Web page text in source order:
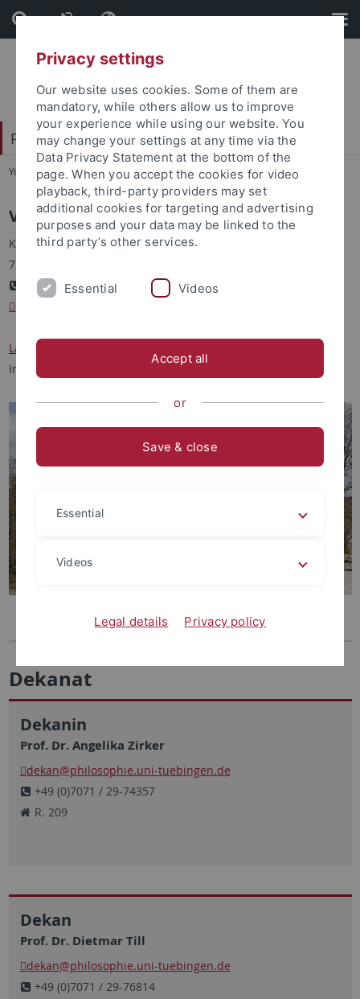
Skip
to
content
Skip
to
footer
Philosophische Fakultät
You are here: Startseite ... Fakultätsverwaltung
Verwaltung der Philosophischen Fakultät
Keplerstraße 2 (2. Stock)
72074 Tübingen
+49 (0)7071 / 29-77965
Lageplan
Informationen.
Dekanat
Dekanin
Prof. Dr. Angelika Zirker
dekan@philosophie.uni-tuebingen.de
+49 (0)7071 / 29-74357
R. 209
Dekan
Prof. Dr. Dietmar Till
dekan@philosophie.uni-tuebingen.de
+49 (0)7071 / 29-76814
Privacy settings
Our website uses cookies. Some of them are
mandatory, while others allow us to improve
your experience while using our website. You
may change your settings at any time via the
Data Privacy Statement at the bottom of the
page. When you accept the cookies for video
playback, third-party providers may set
additional cookies for targeting and advertising
purposes and your data may be linked to the
third party’s other services.
Essential Videos
Accept all
or
Save & close
Essential
Videos
Legal details Privacy policy